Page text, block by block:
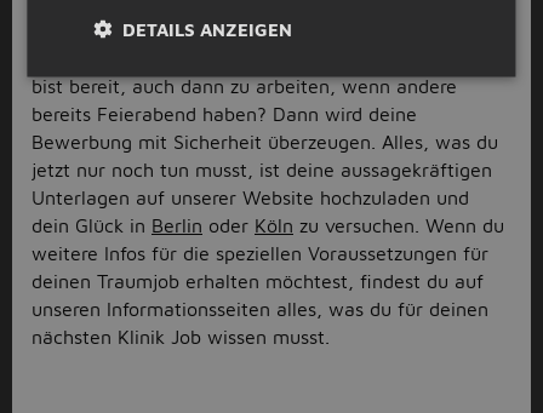
Klinikalltag bist du gemacht? Du liebst neue
bist bereit, auch dann zu arbeiten, wenn andere
bereits Feierabend haben? Dann wird deine
Bewerbung mit Sicherheit überzeugen. Alles, was du
jetzt nur noch tun musst, ist deine aussagekräftigen
Unterlagen auf unserer Website hochzuladen und
dein Glück in Berlin oder Köln zu versuchen. Wenn du
weitere Infos für die speziellen Voraussetzungen für
deinen Traumjob erhalten möchtest, findest du auf
unseren Informationsseiten alles, was du für deinen
nächsten Klinik Job wissen musst.
DETAILS ANZEIGEN